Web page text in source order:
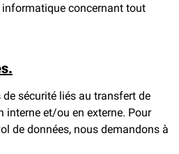
informatique concernant tout
sécurité liés au transfert de
interne et/ou en externe. Pour
de données, nous demandons à